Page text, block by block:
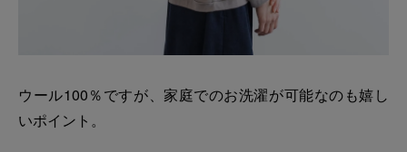
ウール100％ですが、家庭でのお洗濯が可能なのも嬉し
いポイント。